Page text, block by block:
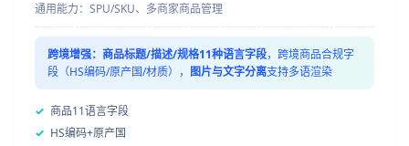
通用能力：SPU/SKU、多商家商品管理
跨境增强： 商品标题/描述/规格11种语言字段，跨境商品合规字
段（HS编码/原产国/材质）， 图片与文字分离支持多语渲染
✓ 商品11语言字段
✓ HS编码+原产国